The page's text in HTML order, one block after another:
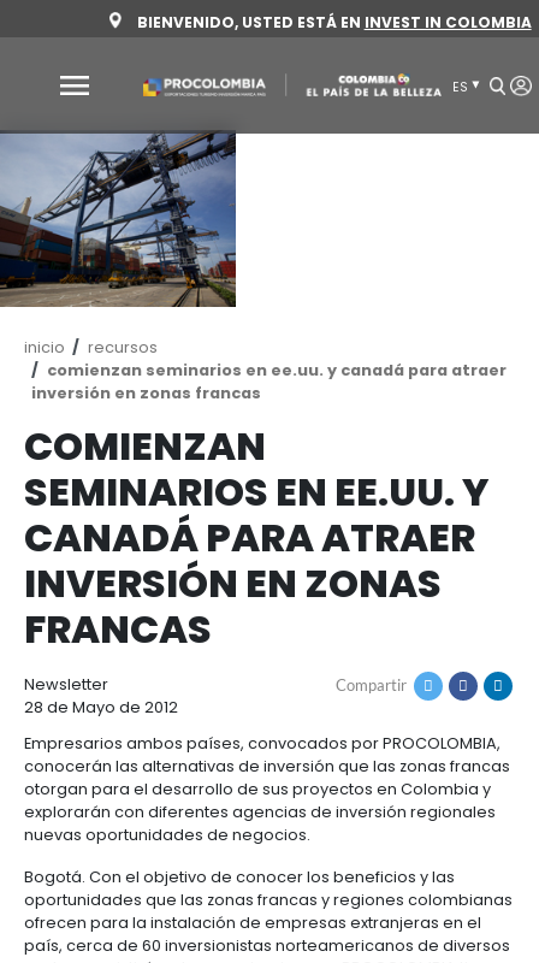
al
contenido
principal
BIENVENIDO, USTED ESTÁ ENINVEST
Por
qué
Colombia
Sectores
para
invertir
Sectores
para
invertir
Agroindustria
y
alimentos
Agroindustria
y
alimentos
procesados
Energía
Energía
Energía
renovable
Salud
y
Salud
Infraestructura
Cómo
invertir
Cómo
invertir
Régimen
general
de
la
inversión
extranjera
2.
Régimen
Recursos
Recursos
Acompañamiento
Buscador
de
oportunidades
Buscador
de
Directorio
de
Contacto
Ruta
de
navegación
inicio
recursos
comienzan seminarios en ee.uu. y canadá
inversión en zonas francas
COMIENZAN
SEMINARIOS EN
CANADÁ PARA
INVERSIÓN EN
FRANCAS
28 de Mayo de 2012
Empresarios ambos países, convocados por